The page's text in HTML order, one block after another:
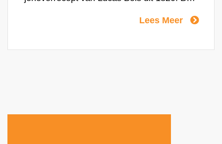
smaak, dankzij het hoge gehalte moutwijn,
maakt Bols Genever perfect voor zowel
Lees Meer